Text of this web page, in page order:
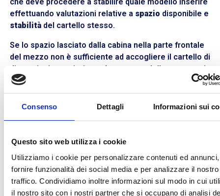
Consenso Dettagli Informazioni sui
Questo sito web utilizza i cookie
Utilizziamo i cookie per personalizzare contenuti ed
fornire funzionalità dei social media e per analizzare il nostro
traffico. Condividiamo inoltre informazioni sul modo in cui
il nostro sito con i nostri partner che si occupano di analisi
effettuando valutazioni relative a spazio disponibile e
stabilità del cartello stesso.
Se lo spazio lasciato dalla cabina nella parte frontale
del mezzo non è sufficiente ad accogliere il cartello di
dimensioni maggiori o se la struttura della carrozzeria
non consente un alloggiamento sicuro e stabile del
cartello stesso, è corretto procedere all’applicazione
del cartello più piccolo.
La sentenza dello scorso 22 Febbraio contribuisce a
ai controllie alle sanzioni fino ad ora operate dagli
addetti alla vigilanza e fornisce maggiore chiarezza
riguardo al rispetto della norma.
Per effettuare il trasporto #ADR in totale sicurezza